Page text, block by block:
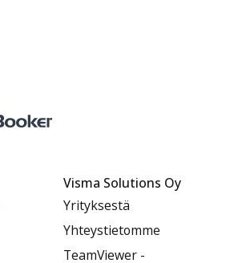
Visma Solutions Oy
Yrityksestä
Yhteystietomme
TeamViewer -